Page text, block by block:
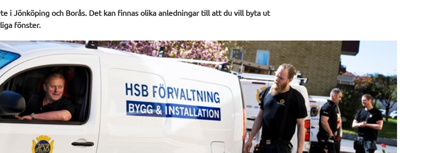
i Jönköping och Borås. Det kan finnas olika anledningar till att du vill byta ut
fönster.